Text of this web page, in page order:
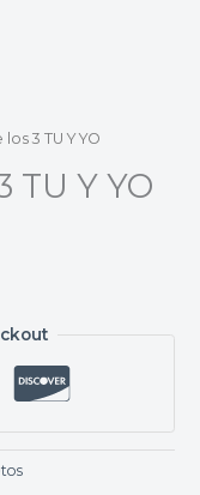
3 TU Y YO
TU Y YO